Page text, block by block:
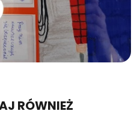
RÓWNIEŻ